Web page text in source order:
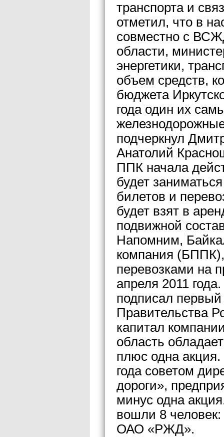
транспорта и
отметил, что в
совместно с
области,
энергетики,
объем средств,
бюджета
года один их
подчеркнул
Анатолий
ППК начала
будет
билетов и
будет взят в
подвижной
Напомним,
компания
перевозками на
апреля 2011
подписал
Правительства
капитал
область
плюс одна
года советом
дороги»,
минус одна
вошли 8 человек:
ОАО «РЖД».